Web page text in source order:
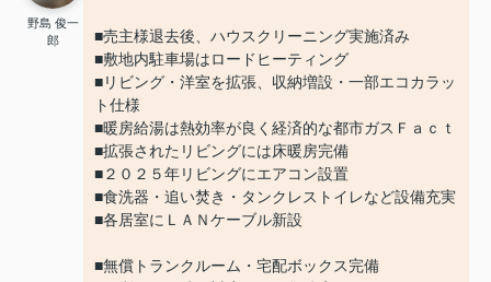
野島 俊一
郎
■売主様退去後、ハウスクリーニング実施済み
■敷地内駐車場はロードヒーティング
■リビング・洋室を拡張、収納増設・一部エコカラッ
ト仕様
■暖房給湯は熱効率が良く経済的な都市ガスＦａｃｔ
■拡張されたリビングには床暖房完備
■２０２５年リビングにエアコン設置
■食洗器・追い焚き・タンクレストイレなど設備充実
■各居室にＬＡＮケーブル新設
■無償トランクルーム・宅配ボックス完備